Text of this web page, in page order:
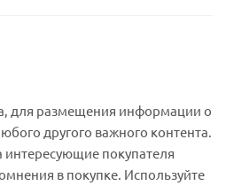
для размещения информации о
другого важного контента.
покупателя
в покупке. Используйте